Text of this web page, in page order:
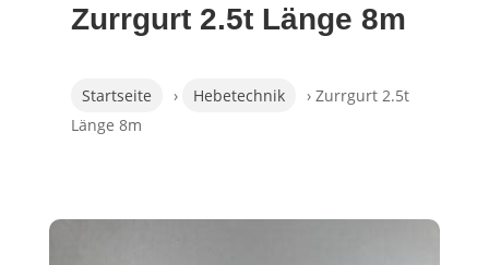
Zurrgurt 2.5t Länge 8m
Startseite › Hebetechnik
› Zurrgurt 2.5t
Länge 8m